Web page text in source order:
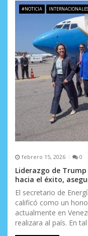
d
n
t
r
a
d
a
s
#NOTICIA INTERNACIONALES
febrero 15, 2026 0
Liderazgo de
hacia el éxito,
El secretario de
calificó como un
actualmente en
realizara al país. En